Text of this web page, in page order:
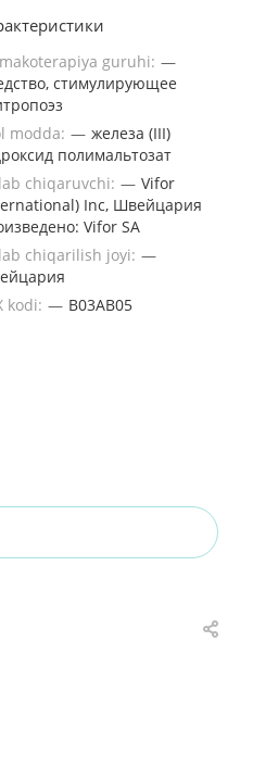
guruhi: —
стимулирующее
modda: — железа (III)
полимальтозат
chiqaruvchi: — Vifor
Inc, Швейцария
Vifor SA
chiqarilish joyi: —
kodi: — B03AB05